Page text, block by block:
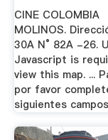
CINE COLOMBIA
MOLINOS.
30A N° 82A -26.
Javascript is
view this map. ...
por favor
siguientes